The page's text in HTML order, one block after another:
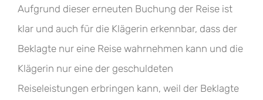
Aufgrund dieser erneuten Buchung der Reise ist
klar und auch für die Klägerin erkennbar, dass der
Beklagte nur eine Reise wahrnehmen kann und die
Klägerin nur eine der geschuldeten
Reiseleistungen erbringen kann, weil der Beklagte